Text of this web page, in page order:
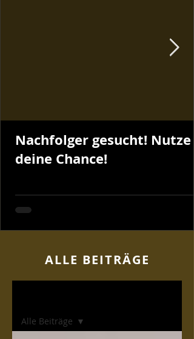
Nachfolger gesucht! Nutze
deine Chance!
ALLE BEITRÄGE
Alle Beiträge